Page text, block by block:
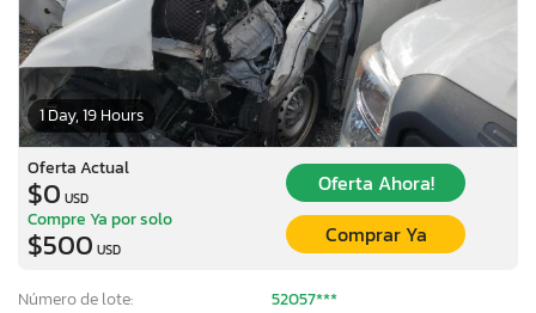
1 Day, 19 Hours
Oferta Actual
$0 USD
Oferta Ahora!
Compre Ya por solo
$500 USD
Comprar Ya
Número de lote:
52057***